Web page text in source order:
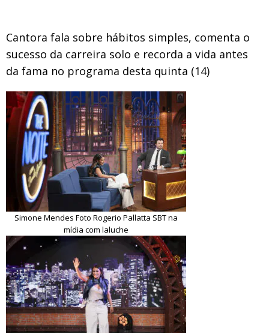
Cantora fala sobre hábitos simples, comenta o
sucesso da carreira solo e recorda a vida antes
da fama no programa desta quinta (14)
Simone Mendes Foto Rogerio Pallatta SBT na
mídia com laluche